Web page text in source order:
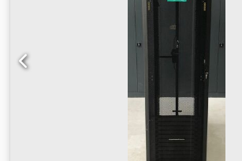
ran continuously and very reliably until
entire laser system was replaced around